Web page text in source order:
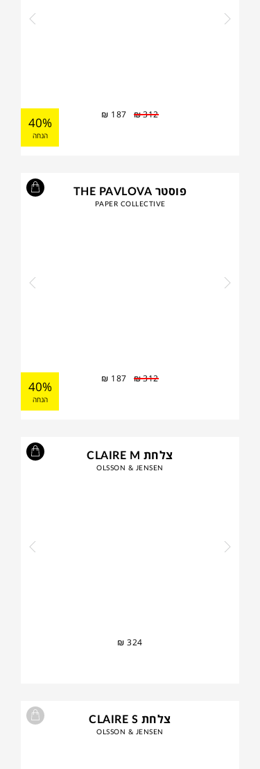
₪312
₪ 187
40%
הנחה
פוסטר THE PAVLOVA
PAPER COLLECTIVE
₪312
₪ 187
40%
הנחה
צלחת CLAIRE M
OLSSON & JENSEN
₪ 324
צלחת CLAIRE S
OLSSON & JENSEN